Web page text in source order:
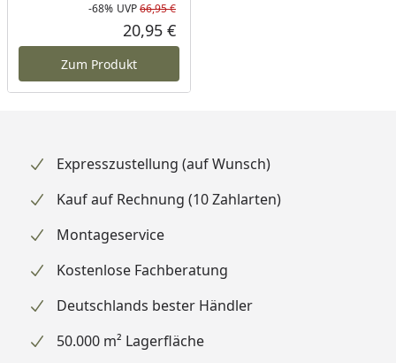
Rabatt in Prozent
-68%
Ursprünglicher Preis
UVP66,95 €
Aktueller Preis
20,95 €
Zum Produkt
Expresszustellung (auf Wunsch)
Kauf auf Rechnung (10 Zahlarten)
Montageservice
Kostenlose Fachberatung
Deutschlands bester Händler
50.000 m² Lagerfläche